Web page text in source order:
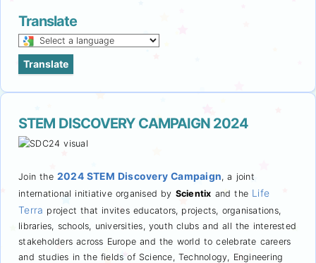
Translate
Select
a
language
this
page
Translate
STEM DISCOVERY CAMPAIGN 2024
Join the 2024 STEM Discovery Campaign, a joint
international initiative organised by Scientix and the Life
Terra project that invites educators, projects, organisations,
libraries, schools, universities, youth clubs and all the interested
stakeholders across Europe and the world to celebrate careers
and studies in the fields of Science, Technology, Engineering